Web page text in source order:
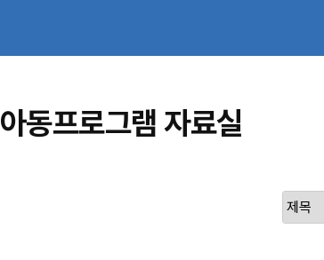
아동프로그램 자료실